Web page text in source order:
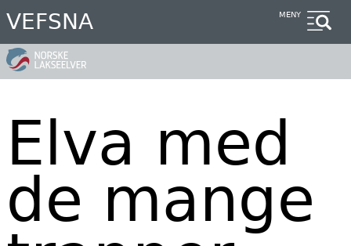
Hopp
til
hovedinnhold
VEFSNA MENY
Elva med
de mange